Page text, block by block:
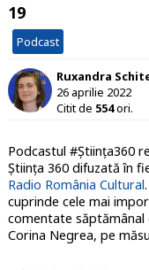
19
Podcast
Ruxandra
26 aprilie 2022
Citit de 554ori.
Podcastul #Știința360
Știința 360 difuzată în
Radio România Cultural
cuprinde cele mai
comentate săptămânal
Corina Negrea, pe